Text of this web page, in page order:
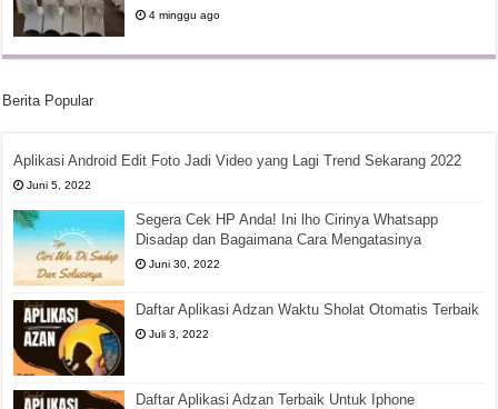
4 minggu ago
Berita Popular
Aplikasi Android Edit Foto Jadi Video yang Lagi Trend Sekarang 2022
Juni 5, 2022
Segera Cek HP Anda! Ini lho Cirinya Whatsapp
Disadap dan Bagaimana Cara Mengatasinya
Juni 30, 2022
Daftar Aplikasi Adzan Waktu Sholat Otomatis Terbaik
Juli 3, 2022
Daftar Aplikasi Adzan Terbaik Untuk Iphone